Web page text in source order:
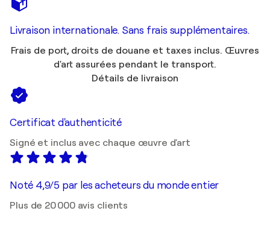
Livraison internationale. Sans frais supplémentaires.
Frais de port, droits de douane et taxes inclus. Œuvres
d'art assurées pendant le transport.
Détails de livraison
Certificat d'authenticité
Signé et inclus avec chaque œuvre d'art
Noté 4,9/5 par les acheteurs du monde entier
Plus de 20 000 avis clients